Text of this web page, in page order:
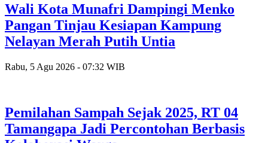
Wali Kota Munafri Dampingi Menko
Pangan Tinjau Kesiapan Kampung
Nelayan Merah Putih Untia
Rabu, 5 Agu 2026 - 07:32 WIB
Pemilahan Sampah Sejak 2025, RT 04
Tamangapa Jadi Percontohan Berbasis